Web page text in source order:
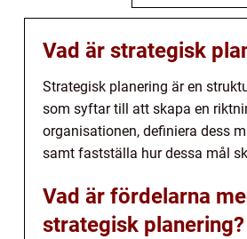
Vad är strategisk
Strategisk planering är en
som syftar till att skapa en
organisationen, definiera dess
samt fastställa hur dessa mål
Vad är fördelarna
strategisk planering?